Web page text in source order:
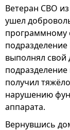
Ветеран СВО
ушел
программному
выполнял свой
получил
нарушению
аппарата.
Вернувшись